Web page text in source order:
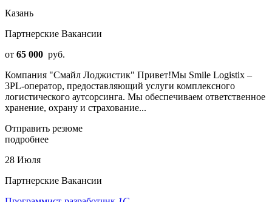
Казань
Партнерские Вакансии
от 65 000 руб.
Компания "Смайл Лоджистик" Привет!Мы Smile Logistix –
3PL-оператор, предоставляющий услуги комплексного
логистического аутсорсинга. Мы обеспечиваем ответственное
хранение, охрану и страхование...
Отправить резюме
подробнее
28 Июля
Партнерские Вакансии